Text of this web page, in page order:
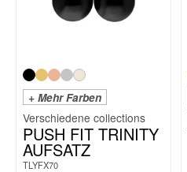
+ Mehr Farben
PUSH FIT TRINITY
AUFSATZ
TLYFX70